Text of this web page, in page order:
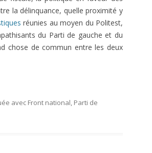
la délinquance, quelle proximité y
réunies au moyen du Politest,
du Parti de gauche et du
chose de commun entre les deux
avec Front national, Parti de